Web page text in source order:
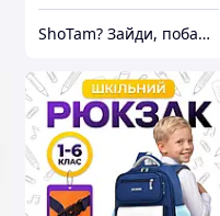
ShoTam? Зайди, побачиш сам!